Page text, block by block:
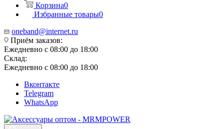
Корзина0
Избранные товары0
oneband@internet.ru
Приём заказов:
Ежедневно с 08:00 до 18:00
Склад:
Ежедневно с 08:00 до 18:00
Вконтакте
Telegram
WhatsApp